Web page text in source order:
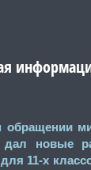
обращении
дал новые
11-х